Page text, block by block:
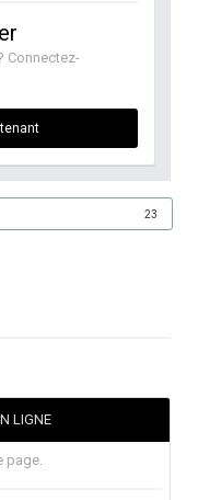
Connectez-
23
LIGNE
page.